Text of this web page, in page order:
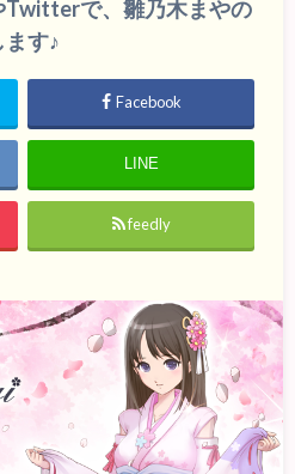
Twitterで、雛乃木まやの
す♪
Facebook
LINE
feedly